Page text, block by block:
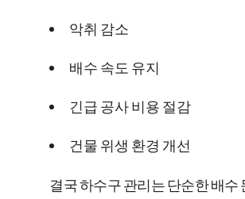
악취 감소
배수 속도 유지
긴급 공사 비용 절감
건물 위생 환경 개선
결국 하수구 관리는 단순한 배수